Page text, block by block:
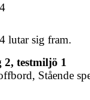
lutar sig fram.
2, testmiljö 1
Stående